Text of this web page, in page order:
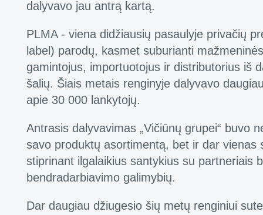
dalyvavo jau antrą kartą.
PLMA - viena didžiausių pasaulyje privačių
label) parodų, kasmet suburianti
gamintojus, importuotojus ir distributorius iš
šalių. Šiais metais renginyje dalyvavo
apie 30 000 lankytojų.
Antrasis dalyvavimas „Vičiūnų grupei“ buvo
savo produktų asortimentą, bet ir dar vienas
stiprinant ilgalaikius santykius su partneriais
bendradarbiavimo galimybių.
Dar daugiau džiugesio šių metų renginiui